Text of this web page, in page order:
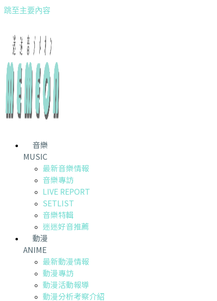
跳至主要內容
音樂
MUSIC
最新音樂情報
音樂專訪
LIVE REPORT
SETLIST
音樂特輯
迷迷好音推薦
動漫
ANIME
最新動漫情報
動漫專訪
動漫活動報導
動漫分析考察介紹